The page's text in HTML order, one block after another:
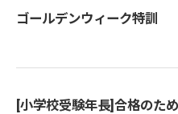
ゴールデンウィーク特訓
[小学校受験年長]合格のた